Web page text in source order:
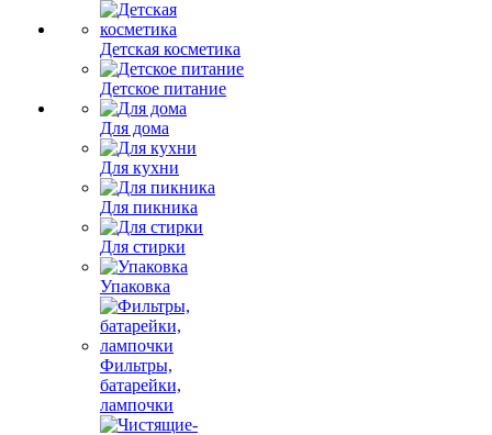
Детская косметика
Детское питание
Для дома
Для кухни
Для пикника
Для стирки
Упаковка
Фильтры,
батарейки,
лампочки